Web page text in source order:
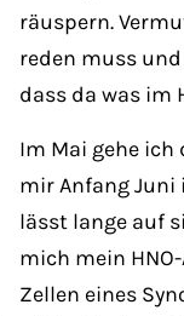
räuspern.
reden muss
dass da was im
Im Mai gehe ich
mir Anfang Juni
lässt lange auf
mich mein
Zellen eines